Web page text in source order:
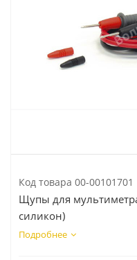
Код товара 00-00101701
Щупы для
силикон)
Подробнее